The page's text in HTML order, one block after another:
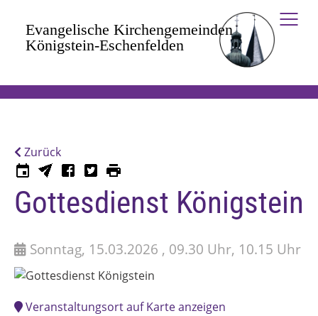
Zurück
Gottesdienst Königstein
Sonntag, 15.03.2026 , 09.30 Uhr, 10.15 Uhr
Veranstaltungsort auf Karte anzeigen